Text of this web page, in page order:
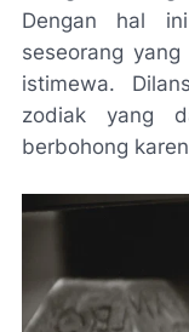
Dengan hal
seseorang
istimewa.
zodiak yang
berbohong